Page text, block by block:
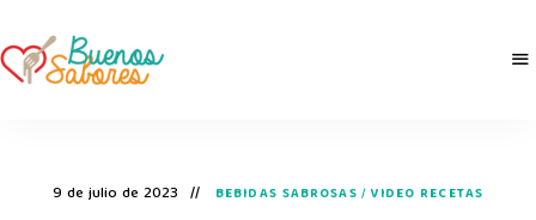
9 de julio de 2023 BEBIDAS SABROSAS /VIDEO RECETAS